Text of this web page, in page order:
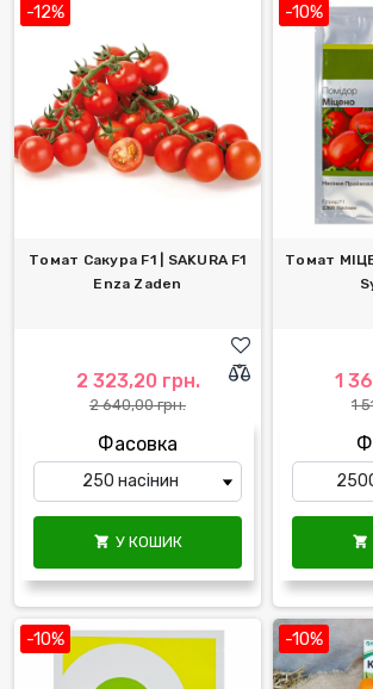
-12%
Томат Сакура F1 | SAKURA F1
Enza Zaden
2 323,20 грн.
2 640,00 грн.
Фасовка
 У КОШИК
-10%
Томат
1
1

-10% -10%